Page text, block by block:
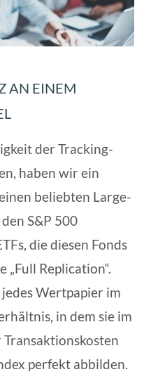
AN EINEM
der Tracking-
haben wir ein
beliebten Large-
S&P 500
die diesen Fonds
„Full Replication“.
Wertpapier im
in dem sie im
perfekt abbilden.